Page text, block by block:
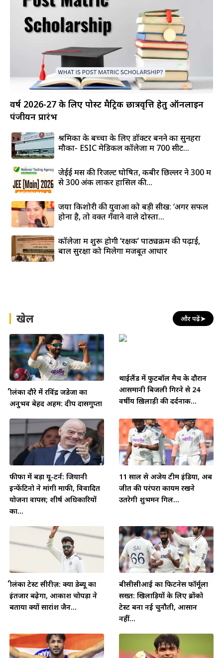
वर्ष 2026-27 के लिए पोस्ट मैट्रिक छात्रवृत्ति हेतु ऑनलाइन
पंजीयन प्रारंभ
श्रमिकों के बच्चों के लिए डॉक्टर बनने का सुनहरा
मौका- ESIC मेडिकल कॉलेजों में 700 सीटें...
जेईई मेंस की रिजल्ट घोषित, कबीर छिल्लर ने 300 में
से 300 अंक लाकर हासिल की...
जया किशोरी की युवाओं को बड़ी सीख: ‘अगर सफल
होना है, तो वक्त गँवाने वाले दोस्तों...
कॉलेजों में शुरू होगी ‘रक्षक’ पाठ्यक्रम की पढ़ाई,
बाल सुरक्षा को मिलेगा मजबूत आधार
खेल और पढ़ें➤
श्रीलंका दौरे में रविंद्र जडेजा का
अनुभव बेहद अहम: दीप दासगुप्ता
थाईलैंड में फुटबॉल मैच के दौरान
आसमानी बिजली गिरने से 24
वर्षीय ख़िलाड़ी की दर्दनाक...
फीफा में बड़ा यू-टर्न: जियानी
इन्फेंटिनो ने मांगी माफी, विवादित
योजना वापस; शीर्ष अधिकारियों
का...
11 साल से अजेय टीम इंडिया, अब
जीत की परंपरा कायम रखने
उतरेगी शुभमन गिल...
श्रीलंका टेस्ट सीरीज़: क्या डेब्यू का
इंतजार बढ़ेगा, आकाश चोपड़ा ने
बताया क्यों सारांश जैन...
बीसीसीआई का फिटनेस फॉर्मूला
सख्त: खिलाड़ियों के लिए ब्रोंको
टेस्ट बना नई चुनौती, आसान
नहीं...